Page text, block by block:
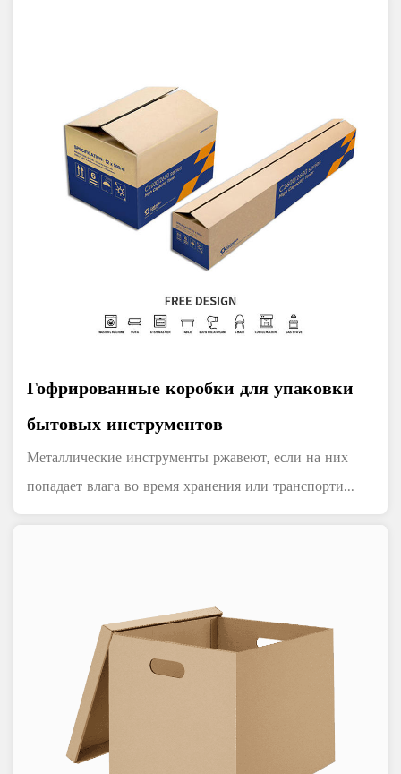
Гофрированные коробки для упаковки
бытовых инструментов
Металлические инструменты ржавеют, если на них
попадает влага во время хранения или транспорти...